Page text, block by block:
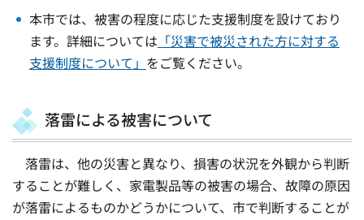
本市では、被害の程度に応じた支援制度を設けており
ます。詳細については 「災害で被災された方に対する
支援制度について」 をご覧ください。​​​​​​
落雷による被害について
落雷は、他の災害と異なり、損害の状況を外観から判断
することが難しく、家電製品等の被害の場合、故障の原因
が落雷によるものかどうかについて、市で判断することが